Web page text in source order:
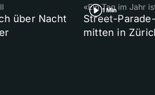
über Nacht
1 Min
«Ein Tag im Jahr
Street-
mitten in